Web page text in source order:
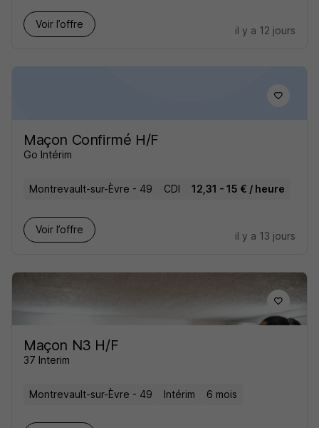
Voir l’offre
il y a 12 jours
Maçon Confirmé H/F
Go Intérim
Montrevault-sur-Èvre - 49 CDI 12,31 - 15 € / heure
Voir l’offre
il y a 13 jours
Maçon N3 H/F
37 Interim
Montrevault-sur-Èvre - 49 Intérim 6 mois